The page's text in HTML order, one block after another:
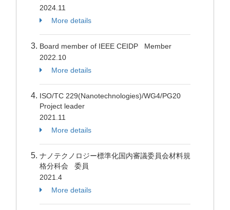
2024.11
More details
Board member of IEEE CEIDP Member
2022.10
More details
ISO/TC 229(Nanotechnologies)/WG4/PG20
Project leader
2021.11
More details
ナノテクノロジー標準化国内審議委員会材料規
格分科会 委員
2021.4
More details